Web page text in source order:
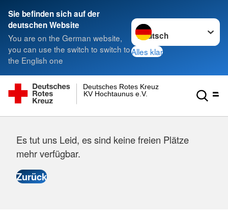
Sie befinden sich auf der
deutschen Website
You are on the German website,
you can use the switch to switch to
the English one
Sprache wechseln zu
Alles klar
KV Hochtaunus e.V.
Deutsches Rotes Kreuz
Es tut uns Leid, es sind keine freien Plätze
mehr verfügbar.